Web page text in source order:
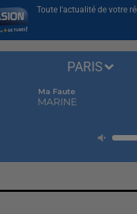
Toute l'actualité de votre
Ma Faute
MARINE
PARIS